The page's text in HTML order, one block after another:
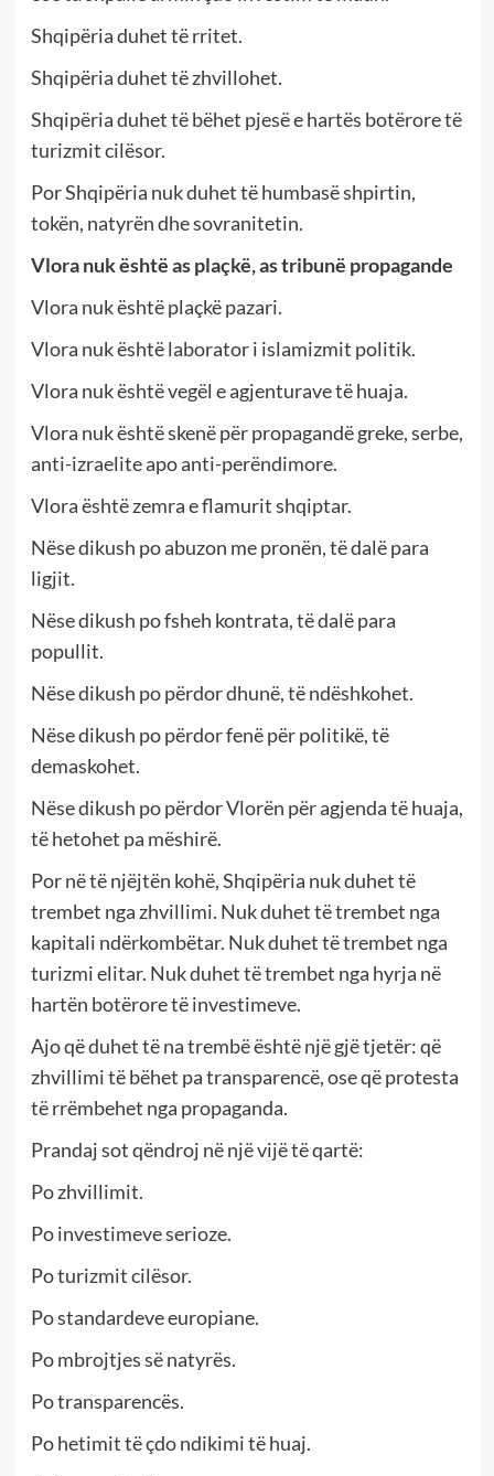
Shqipëria duhet të rritet.
Shqipëria duhet të zhvillohet.
Shqipëria duhet të bëhet pjesë e hartës botërore të
turizmit cilësor.
Por Shqipëria nuk duhet të humbasë shpirtin,
tokën, natyrën dhe sovranitetin.
Vlora nuk është as plaçkë, as tribunë propagande
Vlora nuk është plaçkë pazari.
Vlora nuk është laborator i islamizmit politik.
Vlora nuk është vegël e agjenturave të huaja.
Vlora nuk është skenë për propagandë greke, serbe,
anti-izraelite apo anti-perëndimore.
Vlora është zemra e flamurit shqiptar.
Nëse dikush po abuzon me pronën, të dalë para
ligjit.
Nëse dikush po fsheh kontrata, të dalë para
popullit.
Nëse dikush po përdor dhunë, të ndëshkohet.
Nëse dikush po përdor fenë për politikë, të
demaskohet.
Nëse dikush po përdor Vlorën për agjenda të huaja,
të hetohet pa mëshirë.
Por në të njëjtën kohë, Shqipëria nuk duhet të
trembet nga zhvillimi. Nuk duhet të trembet nga
kapitali ndërkombëtar. Nuk duhet të trembet nga
turizmi elitar. Nuk duhet të trembet nga hyrja në
hartën botërore të investimeve.
Ajo që duhet të na trembë është një gjë tjetër: që
zhvillimi të bëhet pa transparencë, ose që protesta
të rrëmbehet nga propaganda.
Prandaj sot qëndroj në një vijë të qartë:
Po zhvillimit.
Po investimeve serioze.
Po turizmit cilësor.
Po standardeve europiane.
Po mbrojtjes së natyrës.
Po transparencës.
Po hetimit të çdo ndikimi të huaj.